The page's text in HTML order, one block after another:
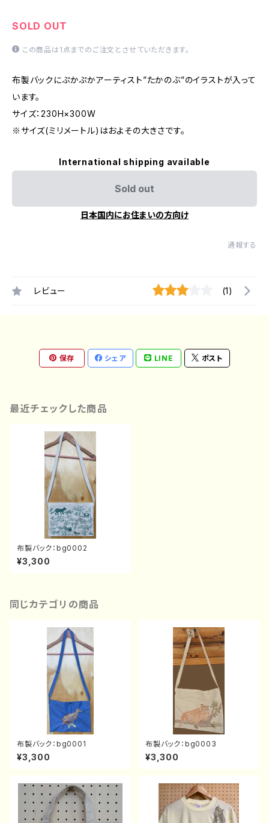
SOLD OUT
この商品は1点までのご注文とさせていただきます。
布製バックにぷかぷかアーティスト”たかのぶ”のイラストが入って
います。
サイズ：230H×300W
※サイズ(ミリメートル)はおよその大きさです。
International shipping available
Sold out
日本国内にお住まいの方向け
通報する
レビュー (1)
保存 シェア LINE ポスト
最近チェックした商品
布製バック：bg0002
¥3,300
同じカテゴリの商品
布製バック：bg0001
¥3,300
布製バック：bg0003
¥3,300